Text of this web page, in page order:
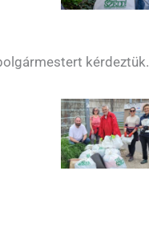
kérdeztük.